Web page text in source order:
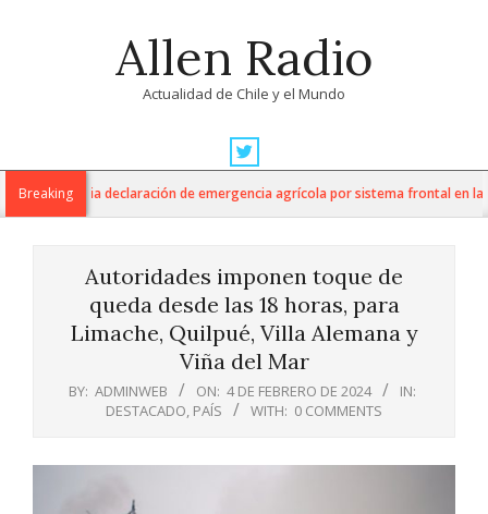
Allen Radio
Actualidad de Chile y el Mundo
Navigation
MenuBreaking
anuncia declaración de emergencia agrícola por sistema frontal en la
Autoridades imponen toque de
queda desde las 18 horas, para
Limache, Quilpué, Villa Alemana y
Viña del Mar
BY: ADMINWEB ON: 4 DE FEBRERO DE 2024
IN:
DESTACADO, PAÍS WITH: 0 COMMENTS